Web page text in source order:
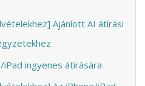
Ajánlott AI átírási
ingyenes átírására